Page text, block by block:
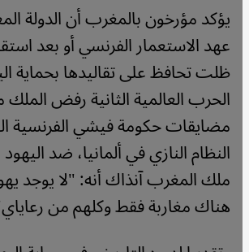
يؤكد مؤرخون بالمغرب أن الدولة
عهد الاستعمار الفرنسي أو بعد
ظلت تحافظ على تقاليدها بحماية
الحرب العالمية الثانية رفض
مضايقات حكومة فيشي الفرنسية
النظام النازي في ألمانيا، ضد
ملك المغرب آنذاك أنه: "لا يوجد
هناك مغاربة فقط وكلهم من